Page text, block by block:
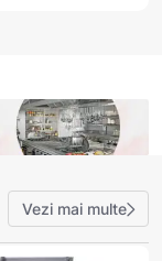
Vezi mai multe